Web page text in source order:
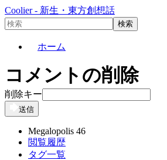
Coolier - 新生・東方創想話
ホーム
コメントの削除
削除キー
送信
Megalopolis 46
閲覧履歴
タグ一覧